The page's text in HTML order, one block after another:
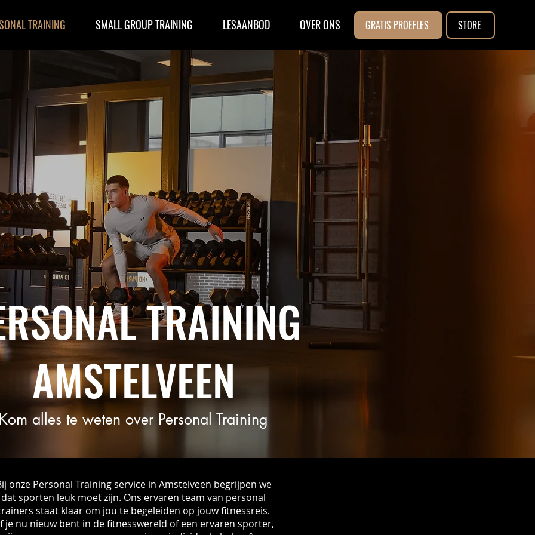
TRAINING SMALL GROUP TRAINING LESAANBOD OVER ONS GRATIS PROEFLES STORE
TRAINING
AMSTELVEEN
alles te weten over Personal Training
onze Personal Training service in Amstelveen begrijpen we
dat sporten leuk moet zijn. Ons ervaren team van personal
staat klaar om jou te begeleiden op jouw fitnessreis.
je nu nieuw bent in de fitnesswereld of een ervaren sporter,